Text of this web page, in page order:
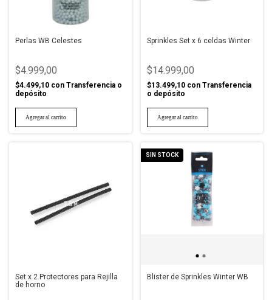
Perlas WB Celestes
$4.999,00
$4.499,10 con Transferencia o
depósito
Sprinkles Set x 6 celdas Winter
$14.999,00
$13.499,10 con Transferencia
o depósito
Set x 2 Protectores para Rejilla
de horno
SIN STOCK
Blister de Sprinkles Winter WB